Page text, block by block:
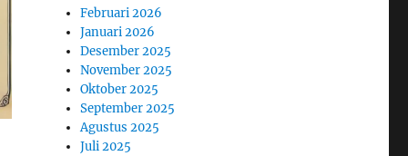
Februari 2026
Januari 2026
Desember 2025
November 2025
Oktober 2025
September 2025
Agustus 2025
Juli 2025